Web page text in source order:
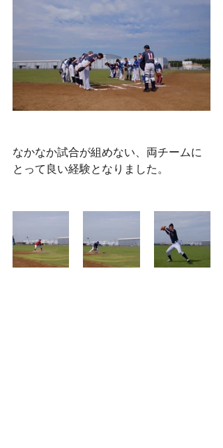
なかなか試合が組めない、両チームに
とって良い経験となりました。